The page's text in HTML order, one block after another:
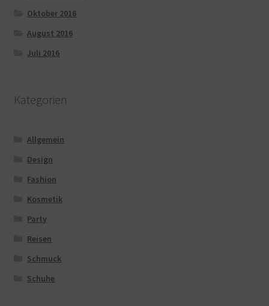
Oktober 2016
August 2016
Juli 2016
Kategorien
Allgemein
Design
Fashion
Kosmetik
Party
Reisen
Schmuck
Schuhe